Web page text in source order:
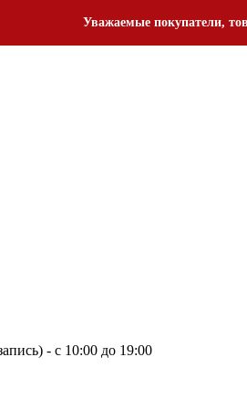
Уважаемые покупатели,
- с 10:00 до 19:00